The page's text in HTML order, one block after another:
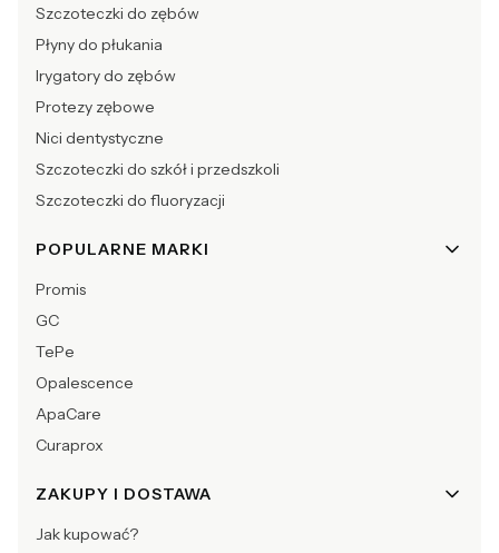
Szczoteczki do zębów
Płyny do płukania
Irygatory do zębów
Protezy zębowe
Nici dentystyczne
Szczoteczki do szkół i przedszkoli
Szczoteczki do fluoryzacji
POPULARNE MARKI
Promis
GC
TePe
Opalescence
ApaCare
Curaprox
ZAKUPY I DOSTAWA
Jak kupować?